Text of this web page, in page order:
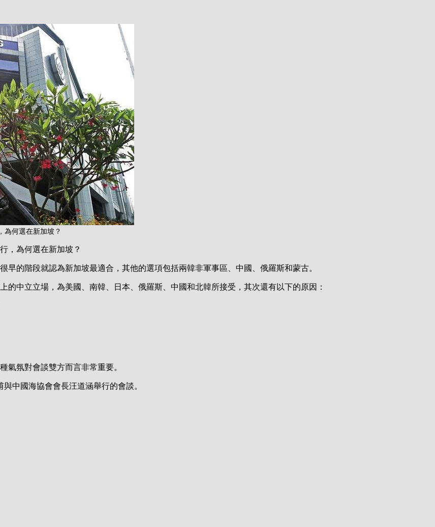
為何選在新加坡？
，為何選在新加坡？
的階段就認為新加坡最適合，其他的選項包括兩韓非軍事區、中國、俄羅斯和蒙古。
中立立場，為美國、南韓、日本、俄羅斯、中國和北韓所接受，其次還有以下的原因：
氣氛對會談雙方而言非常重要。
中國海協會會長汪道涵舉行的會談。